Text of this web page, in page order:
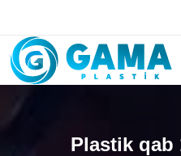
Plastik qab